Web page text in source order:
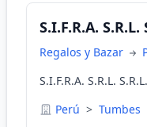
S.I.F.R.A. S.R.L.
Regalos y Bazar
S.I.F.R.A. S.R.L.
Perú > Tumbes